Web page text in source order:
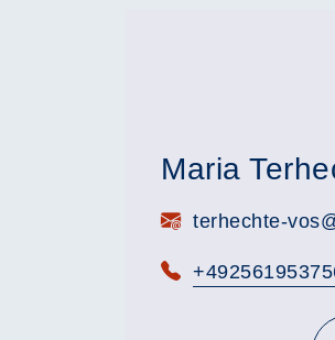
Maria
E-Mail:terhechte-
Telefon: